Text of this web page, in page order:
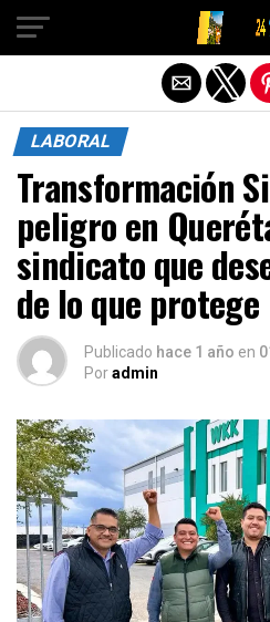
LABORAL
Transformación
peligro en
sindicato que
de lo que protege
Publicado hace 1 año en
Poradmin
Salir de la